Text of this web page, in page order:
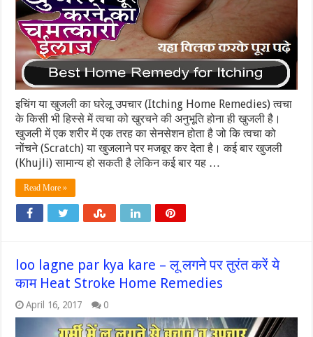
इचिंग या खुजली का घरेलू उपचार (Itching Home Remedies) त्वचा
के किसी भी हिस्से में त्वचा को खुरचने की अनुभूति होना ही खुजली है।
खुजली में एक शरीर में एक तरह का सेनसेशन होता है जो कि त्वचा को
नोंचने (Scratch) या खुजलाने पर मजबूर कर देता है। कई बार खुजली
(Khujli) सामान्य हो सकती है लेकिन कई बार यह …
Read More »
loo lagne par kya kare – लू लगने पर तुरंत करें ये
काम Heat Stroke Home Remedies
April 16, 2017 0